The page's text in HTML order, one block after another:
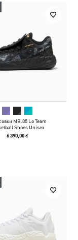
MB.05 Lo Team
Shoes Unisex
6 390,00 ₴